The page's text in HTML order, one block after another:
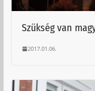
Szükség van
2017.01.06.